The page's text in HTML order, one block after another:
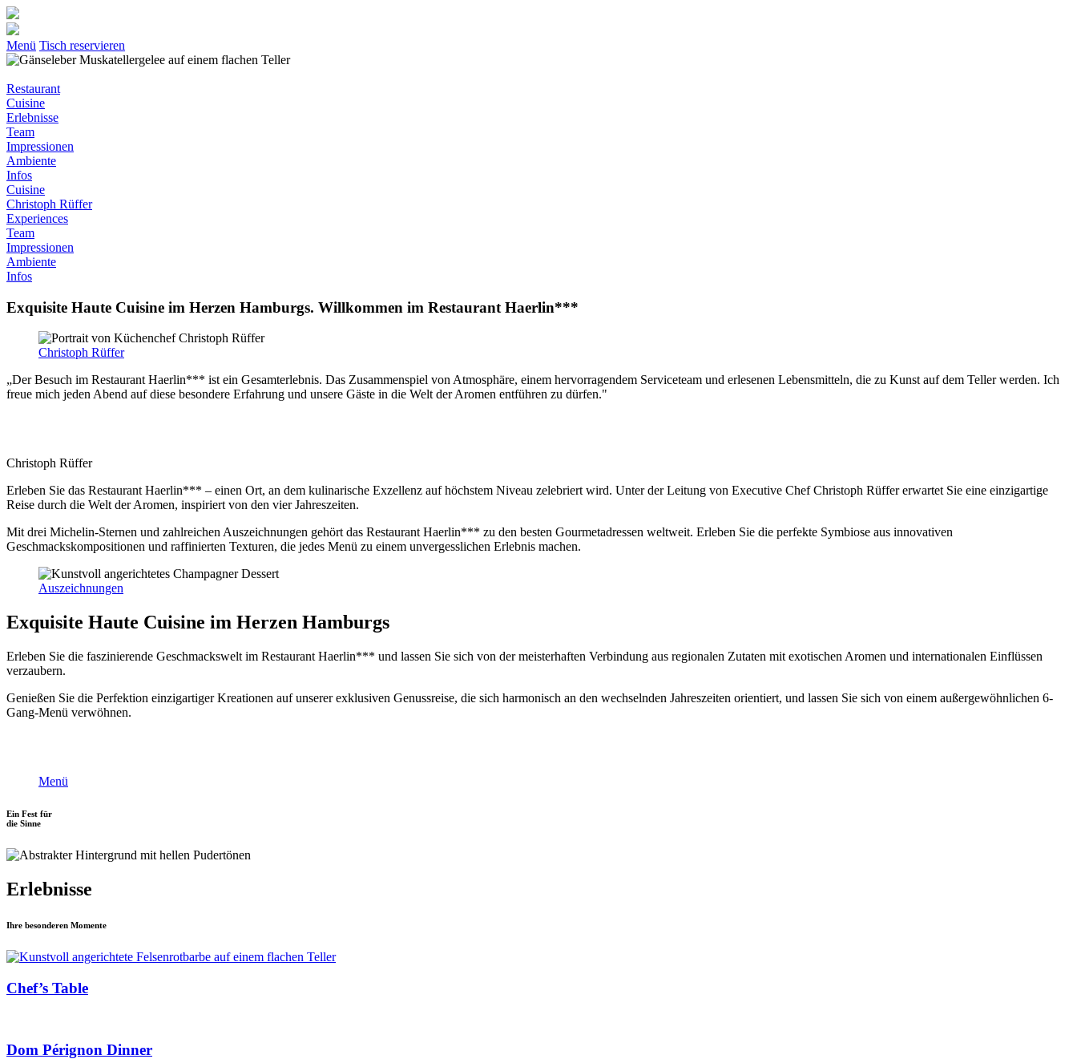
Menü Tisch reservieren
Restaurant
Cuisine
Erlebnisse
Team
Impressionen
Ambiente
Infos
Cuisine
Christoph Rüffer
Experiences
Team
Impressionen
Ambiente
Infos
Exquisite Haute Cuisine im Herzen Hamburgs. Willkommen im Restaurant Haerlin***
Christoph Rüffer
„Der Besuch im Restaurant Haerlin*** ist ein Gesamterlebnis. Das Zusammenspiel von Atmosphäre, einem hervorragendem Serviceteam und erlesenen Lebensmitteln, die zu Kunst auf dem Teller werden. Ich
freue mich jeden Abend auf diese besondere Erfahrung und unsere Gäste in die Welt der Aromen entführen zu dürfen."
Christoph Rüffer
Erleben Sie das Restaurant Haerlin*** – einen Ort, an dem kulinarische Exzellenz auf höchstem Niveau zelebriert wird. Unter der Leitung von Executive Chef Christoph Rüffer erwartet Sie eine einzigartige
Reise durch die Welt der Aromen, inspiriert von den vier Jahreszeiten.
Mit drei Michelin-Sternen und zahlreichen Auszeichnungen gehört das Restaurant Haerlin*** zu den besten Gourmetadressen weltweit. Erleben Sie die perfekte Symbiose aus innovativen
Geschmackskompositionen und raffinierten Texturen, die jedes Menü zu einem unvergesslichen Erlebnis machen.
Auszeichnungen
Exquisite Haute Cuisine im Herzen Hamburgs
Erleben Sie die faszinierende Geschmackswelt im Restaurant Haerlin*** und lassen Sie sich von der meisterhaften Verbindung aus regionalen Zutaten mit exotischen Aromen und internationalen Einflüssen
verzaubern.
Genießen Sie die Perfektion einzigartiger Kreationen auf unserer exklusiven Genussreise, die sich harmonisch an den wechselnden Jahreszeiten orientiert, und lassen Sie sich von einem außergewöhnlichen 6-
Gang-Menü verwöhnen.
Menü
Ein Fest für
die Sinne
Erlebnisse
Ihre besonderen Momente
Chef’s Table
Dom Pérignon Dinner